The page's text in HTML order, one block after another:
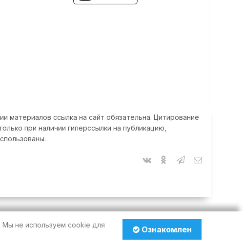
материалов ссылка на сайт обязательна. Цитирование
при наличии гиперссылки на публикацию,
Мы не используем cookie для
Ознакомлен